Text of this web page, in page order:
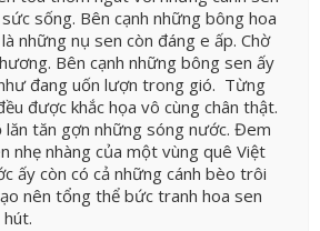
sống. Bên cạnh những bông hoa
những nụ sen còn đáng e ấp. Chờ
Bên cạnh những bông sen ấy
đang uốn lượn trong gió. Từng
được khắc họa vô cùng chân thật.
lăn tăn gợn những sóng nước. Đem
nhẹ nhàng của một vùng quê Việt
ấy còn có cả những cánh bèo trôi
nên tổng thể bức tranh hoa sen